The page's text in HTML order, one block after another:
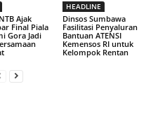
Ajak
Final Piala
Gora Jadi
HEADLINE
Dinsos Sumbawa
Fasilitasi Penyaluran
Bantuan ATENSI
Kemensos RI untuk
Kelompok Rentan